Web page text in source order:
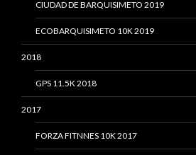
CIUDAD DE BARQUISIMETO 2019
ECOBARQUISIMETO 10K 2019
2018
GPS 11.5K 2018
2017
FORZA FITNNES 10K 2017